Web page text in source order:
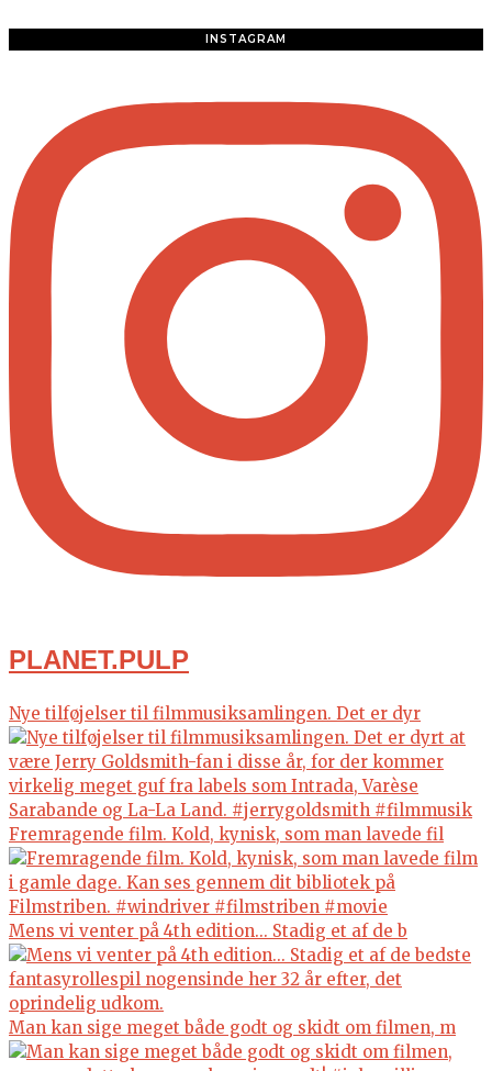
INSTAGRAM
PLANET.PULP
Nye tilføjelser til filmmusiksamlingen. Det er dyr
Fremragende film. Kold, kynisk, som man lavede fil
Mens vi venter på 4th edition... Stadig et af de b
Man kan sige meget både godt og skidt om filmen, m